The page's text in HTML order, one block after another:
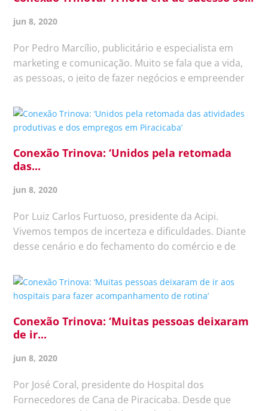
jun 8, 2020
Por Pedro Marcílio, publicitário e especialista em
marketing e comunicação. Muito se fala que a vida,
as pessoas, o jeito de fazer negócios e empreender
Covide. Pessoalmente, acredito que as pessoas
serão as mesmas, pelo...
Conexão Trinova: ‘Unidos pela retomada
das...
jun 8, 2020
Por Luiz Carlos Furtuoso, presidente da Acipi.
Vivemos tempos de incerteza e dificuldades. Diante
desse cenário e do fechamento do comércio e de
Governo do Estado de São Paulo em 24 de março,
somamos 69 dias de...
Conexão Trinova: ‘Muitas pessoas deixaram
de ir...
jun 8, 2020
Por José Coral, presidente do Hospital dos
Fornecedores de Cana de Piracicaba. Desde que